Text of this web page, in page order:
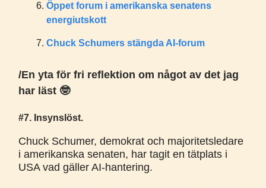
Öppet forum i amerikanska senatens
energiutskott
Chuck Schumers stängda AI-forum
/En yta för fri reflektion om något av det jag
har läst 🤓
#7. Insynslöst.
Chuck Schumer, demokrat och majoritetsledare
i amerikanska senaten, har tagit en tätplats i
USA vad gäller AI-hantering.